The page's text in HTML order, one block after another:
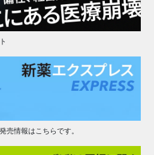
売情報はこちらです。